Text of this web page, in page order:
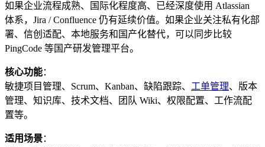
如果企业流程成熟、国际化程度高、已经深度使用 Atlassian
体系，Jira / Confluence 仍有延续价值。如果企业关注私有化部
署、信创适配、本地服务和国产化替代，可以同步比较
PingCode 等国产研发管理平台。
核心功能：
敏捷项目管理、Scrum、Kanban、缺陷跟踪、 工单管理、版本
管理、知识库、技术文档、团队 Wiki、权限配置、工作流配
置等。
适用场景：